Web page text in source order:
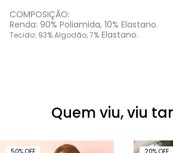
COMPOSIÇÃO:
Renda: 90% Poliamida, 10% Elastano.
Tecido: 93% Algodão, 7% Elastano.
Quem viu, viu